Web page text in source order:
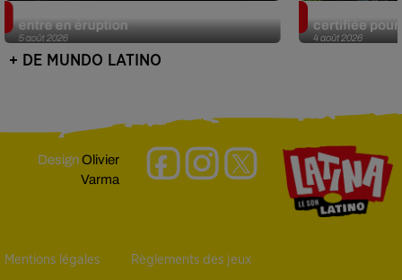
5 août 2026
entre en éruption
4 août 2026
certifiée pour
+ DE MUNDO LATINO
DesignOlivier
Varma
Mentions légales Règlements des jeux